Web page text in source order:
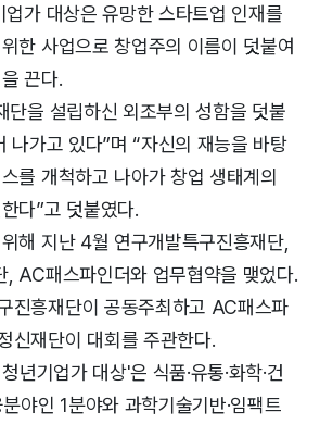
업가 대상은 유망한 스타트업 인재를
한 사업으로 창업주의 이름이 덧붙여
끈다.
단을 설립하신 외조부의 성함을 덧붙
나가고 있다”며 “자신의 재능을 바탕
를 개척하고 나아가 창업 생태계의
다”고 덧붙였다.
해 지난 4월 연구개발특구진흥재단,
, AC패스파인더와 업무협약을 맺었다.
진흥재단이 공동주최하고 AC패스파
신재단이 대회를 주관한다.
년기업가 대상'은 식품·유통·화학·건
분야인 1분야와 과학기술기반·임팩트